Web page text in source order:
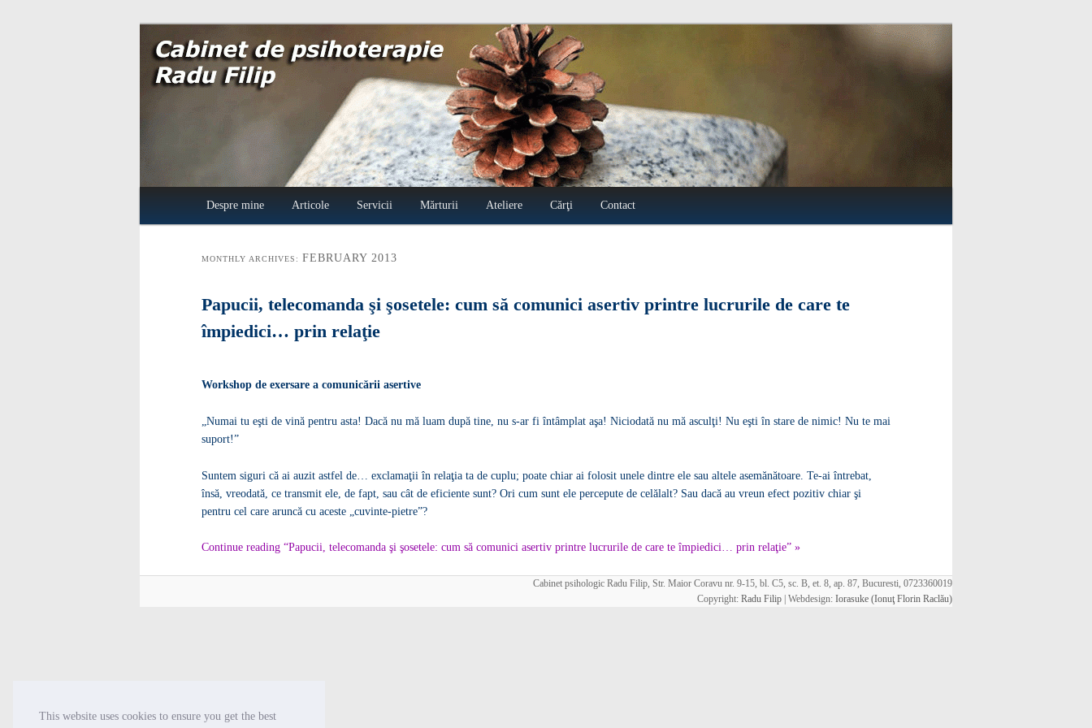
This website uses cookies to ensure you get the best
Cabinet de psihoterapie Radu Filip
Skip to primary content
Skip to secondary content
Despre mine Articole Servicii Mărturii Ateliere Cărţi Contact
MONTHLY ARCHIVES: FEBRUARY 2013
Papucii, telecomanda şi şosetele: cum să comunici asertiv printre lucrurile de care te
împiedici… prin relaţie
Workshop de exersare a comunicării asertive
„Numai tu eşti de vină pentru asta! Dacă nu mă luam după tine, nu s-ar fi întâmplat aşa! Niciodată nu mă asculţi! Nu eşti în stare de nimic! Nu te mai
suport!”
Suntem siguri că ai auzit astfel de… exclamaţii în relaţia ta de cuplu; poate chiar ai folosit unele dintre ele sau altele asemănătoare. Te-ai întrebat,
însă, vreodată, ce transmit ele, de fapt, sau cât de eficiente sunt? Ori cum sunt ele percepute de celălalt? Sau dacă au vreun efect pozitiv chiar şi
pentru cel care aruncă cu aceste „cuvinte-pietre”?
Continue reading “Papucii, telecomanda şi şosetele: cum să comunici asertiv printre lucrurile de care te împiedici… prin relaţie” »
Cabinet psihologic Radu Filip, Str. Maior Coravu nr. 9-15, bl. C5, sc. B, et. 8, ap. 87, Bucuresti, 0723360019
Copyright: Radu Filip | Webdesign: Iorasuke (Ionuţ Florin Raclău)